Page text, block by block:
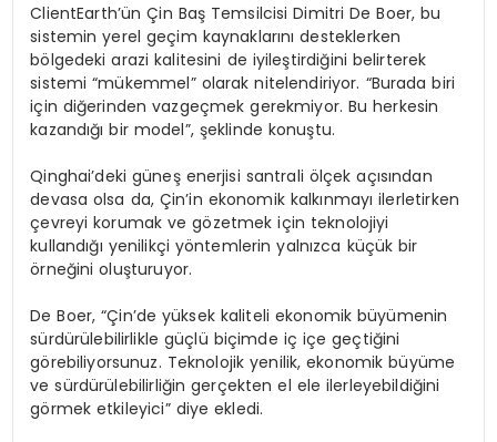
ClientEarth’ün Çin Baş Temsilcisi Dimitri De Boer, bu
sistemin yerel geçim kaynaklarını desteklerken
bölgedeki arazi kalitesini de iyileştirdiğini belirterek
sistemi “mükemmel” olarak nitelendiriyor. “Burada biri
için diğerinden vazgeçmek gerekmiyor. Bu herkesin
kazandığı bir model”, şeklinde konuştu.
Qinghai’deki güneş enerjisi santrali ölçek açısından
devasa olsa da, Çin’in ekonomik kalkınmayı ilerletirken
çevreyi korumak ve gözetmek için teknolojiyi
kullandığı yenilikçi yöntemlerin yalnızca küçük bir
örneğini oluşturuyor.
De Boer, “Çin’de yüksek kaliteli ekonomik büyümenin
sürdürülebilirlikle güçlü biçimde iç içe geçtiğini
görebiliyorsunuz. Teknolojik yenilik, ekonomik büyüme
ve sürdürülebilirliğin gerçekten el ele ilerleyebildiğini
görmek etkileyici” diye ekledi.